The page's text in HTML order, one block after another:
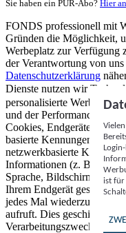
Sie haben ein PUR-Abo? Hier
FONDS professionell mit
Gründen die Möglichkeit,
Werbeplatz zur Verfügung
der Verantwortung von
Datenschutzerklärung
Dienste nutzen wir
personalisierte Werbung
und der Performance von
Cookies, Endgeräte- oder
basierte Kennungen,
netzwerkbasierte
Informationen (z. B.
Sprache, Bildschirmgröße,
Ihrem Endgerät
jedes Mal
aufruft. Dies geschieht für
Verarbeitungszwecke.
ist für